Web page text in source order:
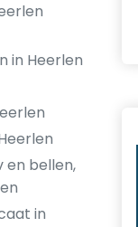
in Heerlen
en bellen,
in